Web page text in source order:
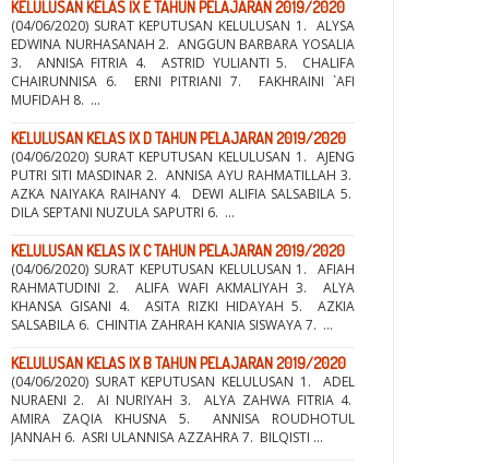
KELULUSAN KELAS IX E TAHUN PELAJARAN 2019/2020
(04/06/2020) SURAT KEPUTUSAN KELULUSAN 1. ALYSA
EDWINA NURHASANAH 2. ANGGUN BARBARA YOSALIA
3. ANNISA FITRIA 4. ASTRID YULIANTI 5. CHALIFA
CHAIRUNNISA 6. ERNI PITRIANI 7. FAKHRAINI `AFI
MUFIDAH 8. ...
KELULUSAN KELAS IX D TAHUN PELAJARAN 2019/2020
(04/06/2020) SURAT KEPUTUSAN KELULUSAN 1. AJENG
PUTRI SITI MASDINAR 2. ANNISA AYU RAHMATILLAH 3.
AZKA NAIYAKA RAIHANY 4. DEWI ALIFIA SALSABILA 5.
DILA SEPTANI NUZULA SAPUTRI 6. ...
KELULUSAN KELAS IX C TAHUN PELAJARAN 2019/2020
(04/06/2020) SURAT KEPUTUSAN KELULUSAN 1. AFIAH
RAHMATUDINI 2. ALIFA WAFI AKMALIYAH 3. ALYA
KHANSA GISANI 4. ASITA RIZKI HIDAYAH 5. AZKIA
SALSABILA 6. CHINTIA ZAHRAH KANIA SISWAYA 7. ...
KELULUSAN KELAS IX B TAHUN PELAJARAN 2019/2020
(04/06/2020) SURAT KEPUTUSAN KELULUSAN 1. ADEL
NURAENI 2. AI NURIYAH 3. ALYA ZAHWA FITRIA 4.
AMIRA ZAQIA KHUSNA 5. ANNISA ROUDHOTUL
JANNAH 6. ASRI ULANNISA AZZAHRA 7. BILQISTI ...